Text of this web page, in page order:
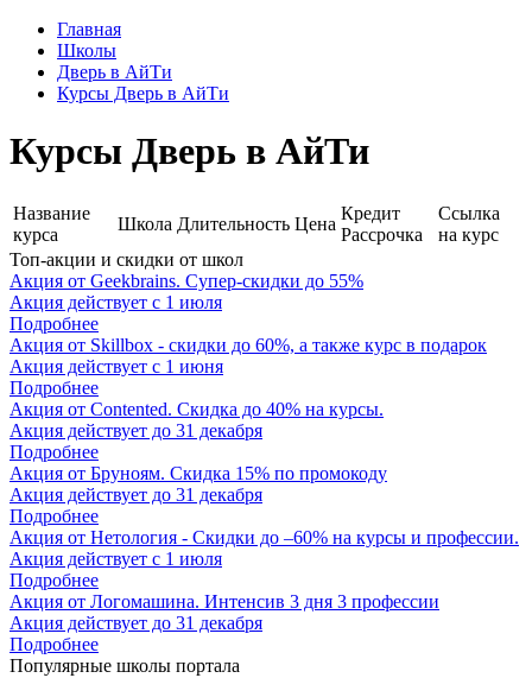
Главная
Школы
Дверь в АйТи
Курсы Дверь в АйТи
Курсы Дверь в АйТи
Название
курса
Школа Длительность Цена
Кредит
Рассрочка
Ссылка
на курс
Топ-акции и скидки от школ
Акция от Geekbrains. Супер-скидки до 55%
Акция действует с 1 июля
Подробнее
Акция от Skillbox - скидки до 60%, а также курс в подарок
Акция действует c 1 июня
Подробнее
Акция от Contented. Скидка до 40% на курсы.
Акция действует до 31 декабря
Подробнее
Акция от Бруноям. Скидка 15% по промокоду
Акция действует до 31 декабря
Подробнее
Акция от Нетология - Скидки до –60% на курсы и профессии.
Акция действует с 1 июля
Подробнее
Акция от Логомашина. Интенсив 3 дня 3 профессии
Акция действует до 31 декабря
Подробнее
Популярные школы портала